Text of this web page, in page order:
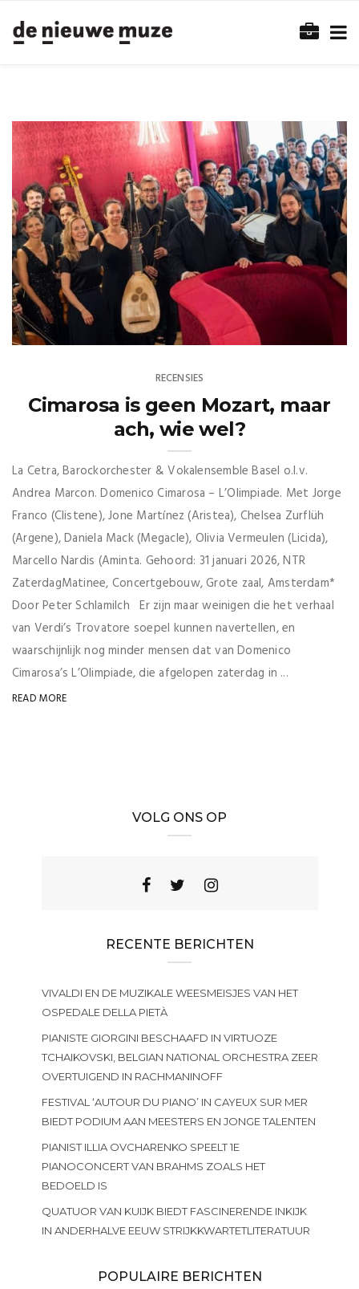
RECENSIES
Cimarosa is geen Mozart, maar
ach, wie wel?
La Cetra, Barockorchester & Vokalensemble Basel o.l.v.
Andrea Marcon. Domenico Cimarosa – L’Olimpiade. Met Jorge
Franco (Clistene), Jone Martínez (Aristea), Chelsea Zurflüh
(Argene), Daniela Mack (Megacle), Olivia Vermeulen (Licida),
Marcello Nardis (Aminta. Gehoord: 31 januari 2026, NTR
ZaterdagMatinee, Concertgebouw, Grote zaal, Amsterdam*
Door Peter Schlamilch Er zijn maar weinigen die het verhaal
van Verdi’s Trovatore soepel kunnen navertellen, en
waarschijnlijk nog minder mensen dat van Domenico
Cimarosa’s L’Olimpiade, die afgelopen zaterdag in ...
READ MORE
VOLG ONS OP
RECENTE BERICHTEN
VIVALDI EN DE MUZIKALE WEESMEISJES VAN HET
OSPEDALE DELLA PIETÀ
PIANISTE GIORGINI BESCHAAFD IN VIRTUOZE
TCHAIKOVSKI, BELGIAN NATIONAL ORCHESTRA ZEER
OVERTUIGEND IN RACHMANINOFF
FESTIVAL ‘AUTOUR DU PIANO’ IN CAYEUX SUR MER
BIEDT PODIUM AAN MEESTERS EN JONGE TALENTEN
PIANIST ILLIA OVCHARENKO SPEELT 1E
PIANOCONCERT VAN BRAHMS ZOALS HET
BEDOELD IS
QUATUOR VAN KUIJK BIEDT FASCINERENDE INKIJK
IN ANDERHALVE EEUW STRIJKKWARTETLITERATUUR
POPULAIRE BERICHTEN